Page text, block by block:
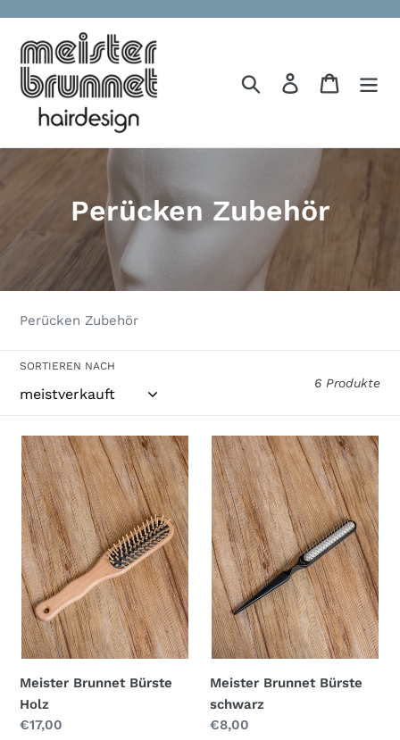
Inhalt
Suchen Einloggen
S
a
m
m
u
g
:
Perücken Zubehör
Perücken Zubehör
SORTIEREN NACH
6 Produkte
Meister
Brunnet
Bürste
Holz
Meister Brunnet Bürste
Holz
Normaler
€17,00
Meister
Brunnet
Bürste
schwarz
Meister Brunnet Bürste
schwarz
Normaler
€8,00